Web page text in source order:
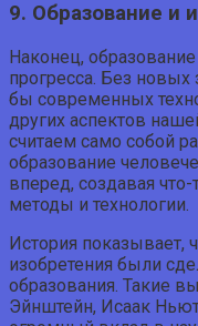
9. Образование и
Наконец,
прогресса. Без
бы современных
других аспектов
считаем само собой
образование
вперед, создавая
методы и технологии.
История показывает,
изобретения были
образования. Такие
Эйнштейн, Исаак